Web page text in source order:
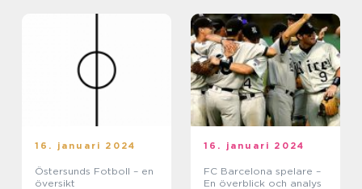
16. januari 2024
Östersunds Fotboll – en
översikt
16. januari 2024
FC Barcelona spelare –
En överblick och analys